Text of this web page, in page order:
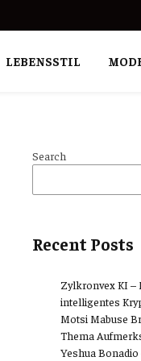
LEBENSSTIL
Search
Recent Posts
Zylkronvex KI –
intelligentes
Motsi Mabuse
Thema
Yeshua